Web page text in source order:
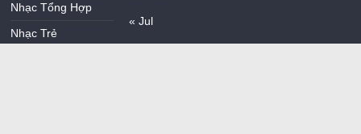
Nhạc Tổng Hợp
Nhạc Trẻ
« Jul